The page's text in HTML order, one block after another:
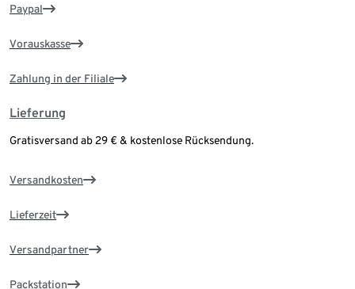
Paypal
Vorauskasse
Zahlung in der Filiale
Lieferung
Gratisversand ab 29 € & kostenlose Rücksendung.
Versandkosten
Lieferzeit
Versandpartner
Packstation